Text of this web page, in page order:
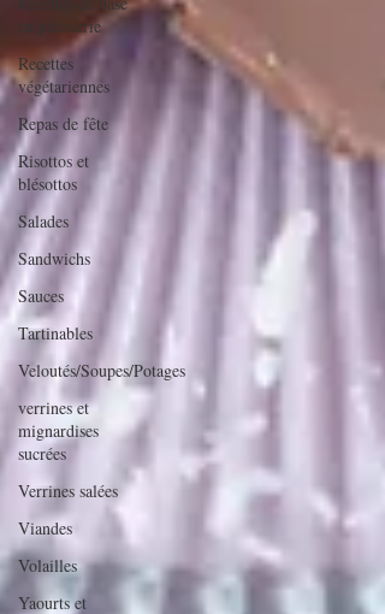
en pâtisserie
Recettes
végétariennes
Repas de fête
Risottos et
blésottos
Salades
Sandwichs
Sauces
Tartinables
Veloutés/Soupes/Potages
verrines et
mignardises
sucrées
Verrines salées
Viandes
Volailles
Yaourts et